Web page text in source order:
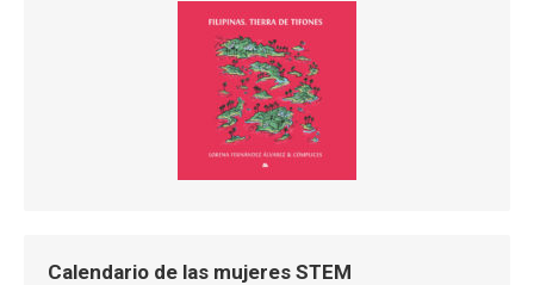
Calendario de las mujeres STEM